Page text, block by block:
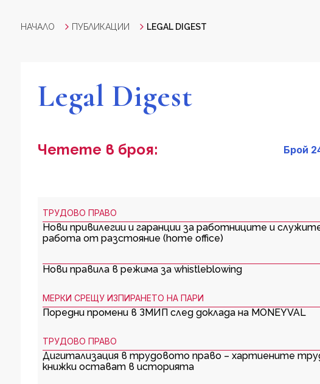
НАЧАЛО ПУБЛИКАЦИИ LEGAL DIGEST
Legal Digest
Четете в броя: Брой
ТРУДОВО ПРАВО
Нови привилегии и гаранции за работниците и
работа от разстояние (home office)
Нови правила в режима за whistleblowing
МЕРКИ СРЕЩУ ИЗПИРАНЕТО НА ПАРИ
Поредни промени в ЗМИП след доклада на MONEYVAL
ТРУДОВО ПРАВО
Дигитализация в трудовото право – хартиените
книжки остават в историята